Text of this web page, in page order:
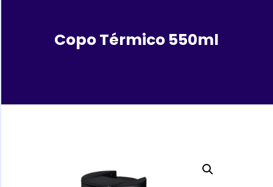
Copo Térmico 550ml